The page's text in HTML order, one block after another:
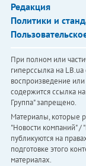
Редакция
Политики и
При полном или
гиперссылка на
воспроизведение
содержится ссылка
Группа" запрещено.
Материалы, которые
"Новости компаний" /
публикуются на
подготовке этого
материалах.